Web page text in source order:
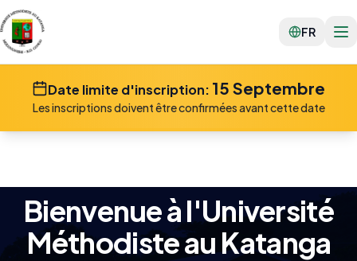
FR
Date limite d'inscription: 15 Septembre
Les inscriptions doivent être confirmées avant cette date
Bienvenue à l'Université
Méthodiste au Katanga